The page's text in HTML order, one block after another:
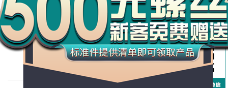
大家好今天来介绍ASME/ANSI B18.2.2 小六角螺母
#10~#10(ansi b1.20.1)的问题，以下是万千紧固件
小编对此问题的归纳整理，来看看吧。
C276（哈氏合金） 内六角圆柱头全牙螺丝 GB70.1 M8*20
2024-10-24
大家好今天来介绍C276（哈氏合金） 内六角圆柱头
全牙螺丝 GB70.1M8*20(六角螺帽每个角的度数是多
少度)的问题，以下是万千紧固件小编对